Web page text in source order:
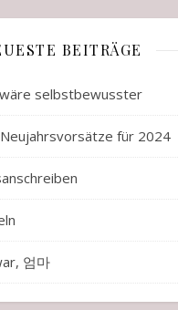
BEITRÄGE
selbstbewusster
für 2024
엄마